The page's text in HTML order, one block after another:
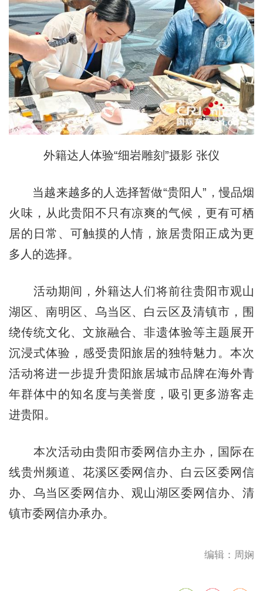
外籍达人体验“细岩雕刻”摄影 张仪
当越来越多的人选择暂做“贵阳人”，慢品烟
火味，从此贵阳不只有凉爽的气候，更有可栖
居的日常、可触摸的人情，旅居贵阳正成为更
多人的选择。
活动期间，外籍达人们将前往贵阳市观山
湖区、南明区、乌当区、白云区及清镇市，围
绕传统文化、文旅融合、非遗体验等主题展开
沉浸式体验，感受贵阳旅居的独特魅力。本次
活动将进一步提升贵阳旅居城市品牌在海外青
年群体中的知名度与美誉度，吸引更多游客走
进贵阳。
本次活动由贵阳市委网信办主办，国际在
线贵州频道、花溪区委网信办、白云区委网信
办、乌当区委网信办、观山湖区委网信办、清
镇市委网信办承办。
编辑：周娴